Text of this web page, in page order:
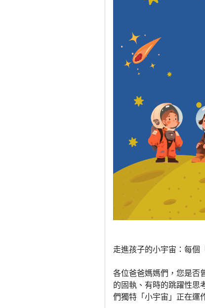
走進孩子的小宇宙：每個
各位爸爸媽媽們，您是否
的固執、有時的跳躍性思
們獨特「小宇宙」正在運